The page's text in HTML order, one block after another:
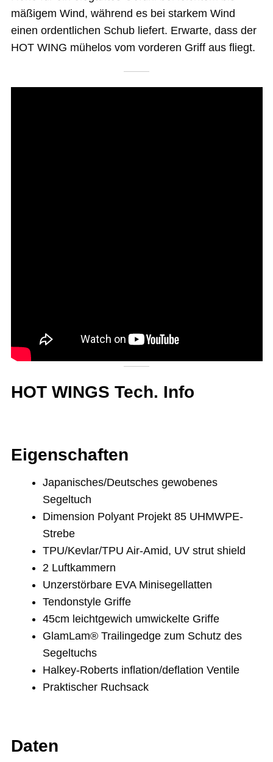
mäßigem Wind, während es bei starkem Wind
einen ordentlichen Schub liefert. Erwarte, dass der
HOT WING mühelos vom vorderen Griff aus fliegt.
HOT WINGS Tech. Info
Eigenschaften
Japanisches/Deutsches gewobenes
Segeltuch
Dimension Polyant Projekt 85 UHMWPE-
Strebe
TPU/Kevlar/TPU Air-Amid, UV strut shield
2 Luftkammern
Unzerstörbare EVA Minisegellatten
Tendonstyle Griffe
45cm leichtgewich umwickelte Griffe
GlamLam® Trailingedge zum Schutz des
Segeltuchs
Halkey-Roberts inflation/deflation Ventile
Praktischer Ruchsack
Daten